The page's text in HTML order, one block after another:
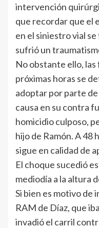
intervención
que recordar que el
en el siniestro vial
sufrió un
No obstante ello,
próximas horas se
adoptar por parte
causa en su contra
homicidio culposo,
hijo de Ramón. A 48
sigue en calidad de
El choque sucedió
mediodía a la altura
Si bien es motivo de
RAM de Díaz, que
invadió el carril